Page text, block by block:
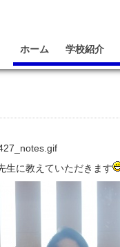
ホーム 学校紹介
生に教えていただきます